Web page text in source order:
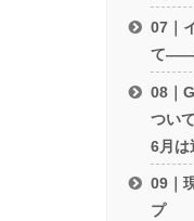
07｜
て——
08｜
つい
6月は
09｜
プ